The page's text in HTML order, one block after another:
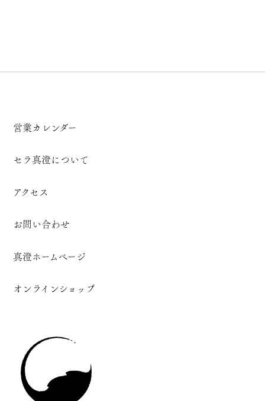
営業カレンダー
セラ真澄について
アクセス
お問い合わせ
真澄ホームページ
オンラインショップ